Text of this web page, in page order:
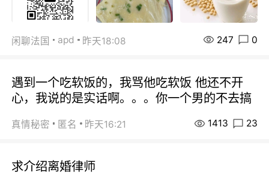
闲聊法国 apd 昨天18:08 247 0
遇到一个吃软饭的，我骂他吃软饭 他还不开
心，我说的是实话啊。。。你一个男的不去搞
真情秘密 匿名 昨天16:21 1413 23
求介绍离婚律师